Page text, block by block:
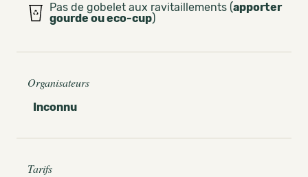
Pas de gobelet aux ravitaillements (apporter
gourde ou eco-cup)
Organisateurs
Inconnu
Tarifs